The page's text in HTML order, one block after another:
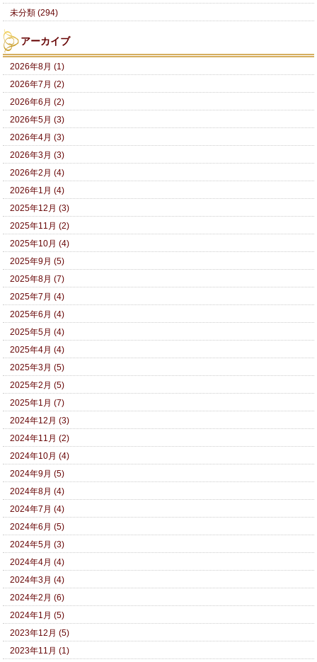
未分類 (294)
アーカイブ
2026年8月 (1)
2026年7月 (2)
2026年6月 (2)
2026年5月 (3)
2026年4月 (3)
2026年3月 (3)
2026年2月 (4)
2026年1月 (4)
2025年12月 (3)
2025年11月 (2)
2025年10月 (4)
2025年9月 (5)
2025年8月 (7)
2025年7月 (4)
2025年6月 (4)
2025年5月 (4)
2025年4月 (4)
2025年3月 (5)
2025年2月 (5)
2025年1月 (7)
2024年12月 (3)
2024年11月 (2)
2024年10月 (4)
2024年9月 (5)
2024年8月 (4)
2024年7月 (4)
2024年6月 (5)
2024年5月 (3)
2024年4月 (4)
2024年3月 (4)
2024年2月 (6)
2024年1月 (5)
2023年12月 (5)
2023年11月 (1)